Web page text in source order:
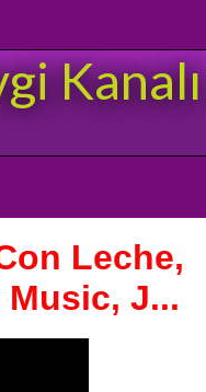
Kanalı
Leche,
J...